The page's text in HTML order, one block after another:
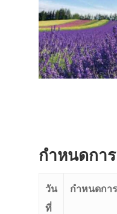
กำหนดกา
วัน
ที่
กำหนดกา